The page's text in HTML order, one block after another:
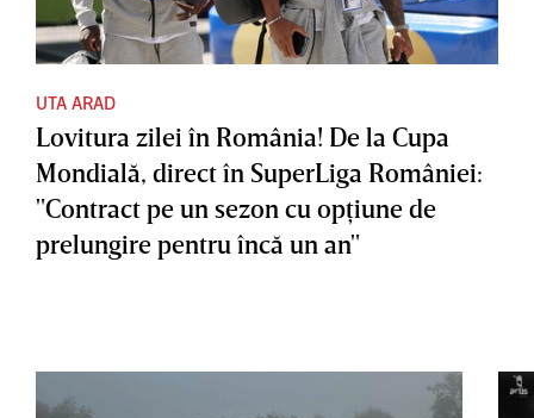
UTA ARAD
Lovitura zilei în România! De la Cupa
Mondială, direct în SuperLiga României:
"Contract pe un sezon cu opţiune de
prelungire pentru încă un an"